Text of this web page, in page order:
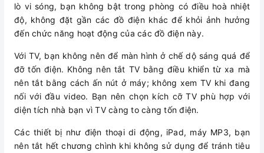
lò vi sóng, bạn không bật trong phòng có điều hoà nhiệt
độ, không đặt gần các đồ điện khác để khỏi ảnh hưởng
đến chức năng hoạt động của các đồ điện này.
Với TV, bạn không nên để màn hình ở chế dộ sáng quá để
đỡ tốn điện. Không nên tắt TV bằng điều khiển từ xa mà
nên tắt bằng cách ấn nút ở máy; không xem TV khi đang
nối với đầu video. Bạn nên chọn kích cỡ TV phù hợp với
diện tích nhà bạn vì TV càng to càng tốn điện.
Các thiết bị như điện thoại di động, iPad, máy MP3, bạn
nên tắt hết chương chình khi không sử dụng để tránh tiêu